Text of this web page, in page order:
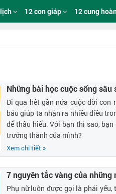
12 con giáp 12 cung
Những bài học cuộc sống
Đi qua hết gần nửa cuộc đời con
báu giúp ta nhận ra nhiều điều
để thấu hiểu. Với bạn thì sao,
trưởng thành của mình?
Xem chi tiết »
7 nguyên tắc vàng của
Phụ nữ luôn được gọi là phái